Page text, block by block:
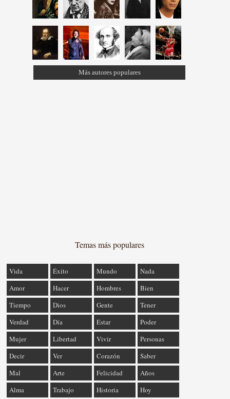
Más autores populares
Temas más populares
Vida Éxito Mundo
Nada
Amor
Hacer Hombres
Bien
Tiempo
Dios Gente
Tener
Verdad
Día Estar
Poder
Mujer
Libertad Vivir
Personas
Decir
Ver Corazón
Saber
Mal
Arte Felicidad
Años
Alma
Trabajo Historia Hoy